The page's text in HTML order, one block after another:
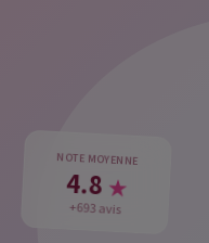
NOTE MOYENNE
4.8 ★
+693 avis